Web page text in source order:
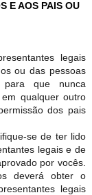
E AOS PAIS OU
legais
ou das pessoas
para que nunca
qualquer outro
dos pais
se de ter lido
legais e de
por vocês.
deverá obter o
legais